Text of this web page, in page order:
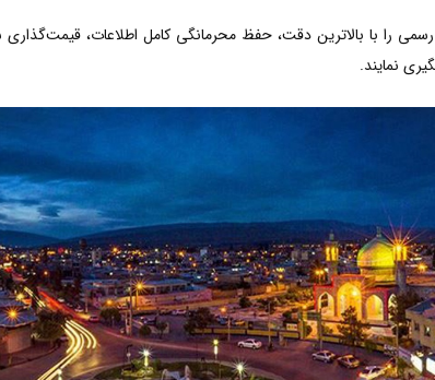
را با بالاترین دقت، حفظ محرمانگی کامل اطلاعات،
نمایند.